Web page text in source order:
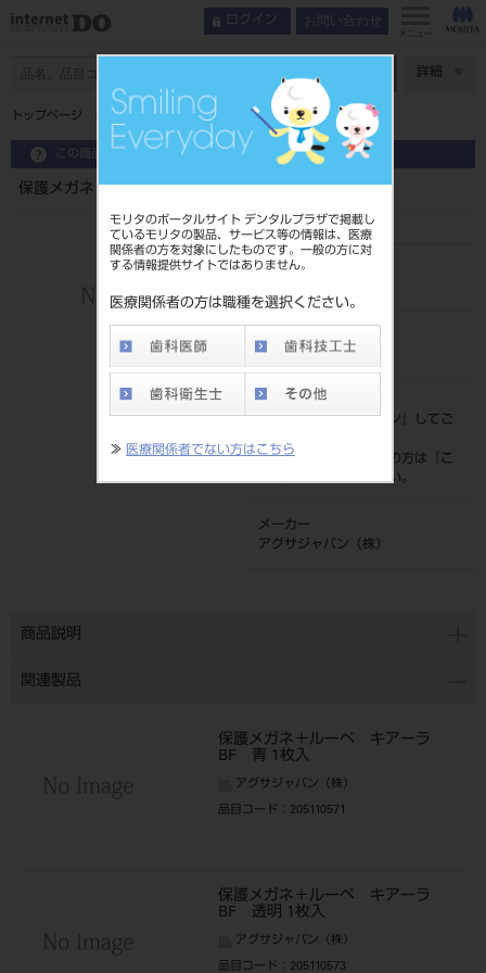
モリタのポータルサイト デンタルプラザで掲載し
ているモリタの製品、サービス等の情報は、医療
関係者の方を対象にしたものです。一般の方に対
する情報提供サイトではありません。
医療関係者の方は職種を選択ください。
≫ 医療関係者でない方はこちら
ログイン お問い合わせ
メニュー
詳細
トップページ 保護メガネ＋ルーペ キアーラBF 赤 1枚入
この商品に関するお問い合わせ
保護メガネ＋ルーペ キアーラBF 赤 1枚入
品目コード
4560251605356
標準価格
価格の確認は『ログイン
』してご
ネット会員登録がまだの方は『
こ
ちら』より登録ください。
メーカー
アグサジャパン（株）
商品説明
関連製品
保護メガネ＋ルーペ キアーラ
BF 青 1枚入
アグサジャパン（株）
品目コード ：205110571
保護メガネ＋ルーペ キアーラ
BF 透明 1枚入
アグサジャパン（株）
品目コード ：205110573